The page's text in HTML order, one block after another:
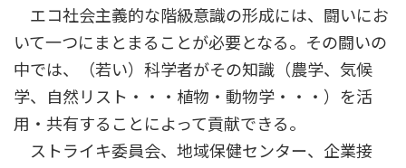
エコ社会主義的な階級意識の形成には、闘いにお
いて一つにまとまることが必要となる。その闘いの
中では、（若い）科学者がその知識（農学、気候
学、自然リスト・・・植物・動物学・・・）を活
用・共有することによって貢献できる。
ストライキ委員会、地域保健センター、企業接